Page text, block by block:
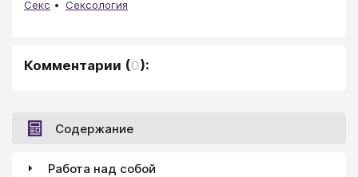
Секс Сексология
Комментарии (0):
Содержание
Работа над собой